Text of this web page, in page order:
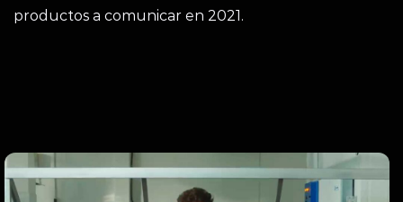
productos a comunicar en 2021.